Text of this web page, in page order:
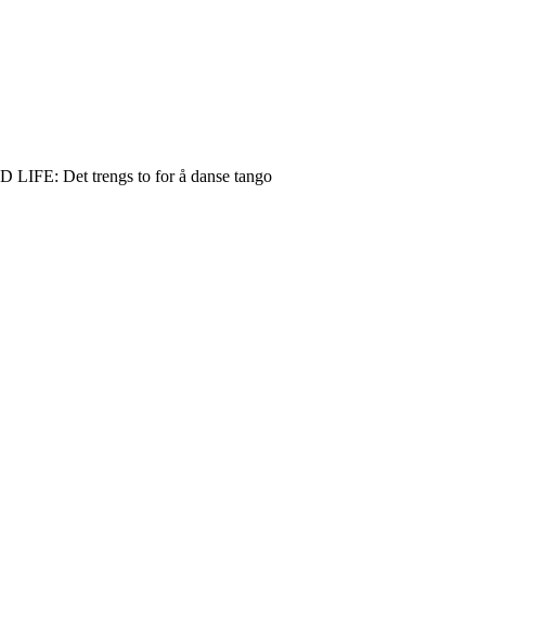
LIFE: Det trengs to for å danse tango